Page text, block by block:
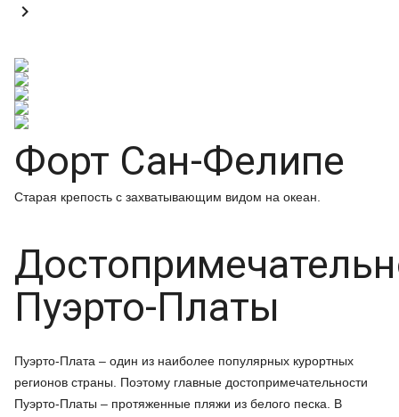

Форт Сан-Фелипе
Старая крепость с захватывающим видом на океан.
Пуэрто-Платы
Пуэрто-Плата – один из наиболее популярных курортных
регионов страны. Поэтому главные достопримечательности
Пуэрто-Платы – протяженные пляжи из белого песка. В